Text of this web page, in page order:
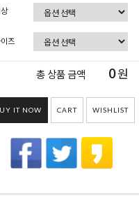
즈
총 상품 금액 0원
IT NOW CART WISHLIST